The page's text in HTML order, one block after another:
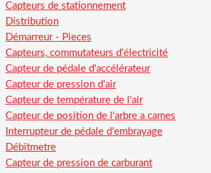
Capteurs de stationnement
Distribution
Démarreur - Pieces
Capteurs, commutateurs d'électricité
Capteur de pédale d'accélérateur
Capteur de pression d'air
Capteur de température de l'air
Capteur de position de l'arbre a cames
Interrupteur de pédale d'embrayage
Débitmetre
Capteur de pression de carburant